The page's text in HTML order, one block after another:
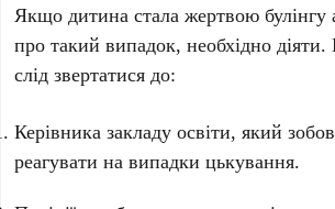
Якщо дитина стала жертвою булінгу
про такий випадок, необхідно
слід звертатися до:
Керівника закладу освіти, який
реагувати на випадки цькування.